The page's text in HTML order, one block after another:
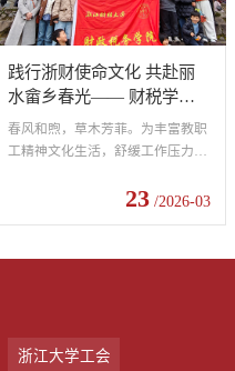
践行浙财使命文化 共赴丽
水畲乡春光—— 财税学院
分工会组织教职工春游活动
春风和煦，草木芳菲。为丰富教职
工精神文化生活，舒缓工作压力，
学院分工会组织教职工前往丽水及
民俗、话情谊，以轻松愉悦的方式
江南春日盛景；深入畲族村寨，感
23 /2026-03
浙江大学工会